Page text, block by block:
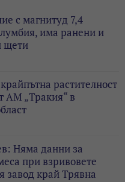
с магнитуд 7,4
има ранени и
щети
растителност
АМ „Тракия“ в
Няма данни за
при взривовете
завод край Трявна